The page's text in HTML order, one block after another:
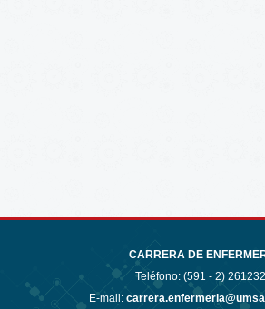
CARRERA DE
Teléfono: (591 - 2)
E-mail: